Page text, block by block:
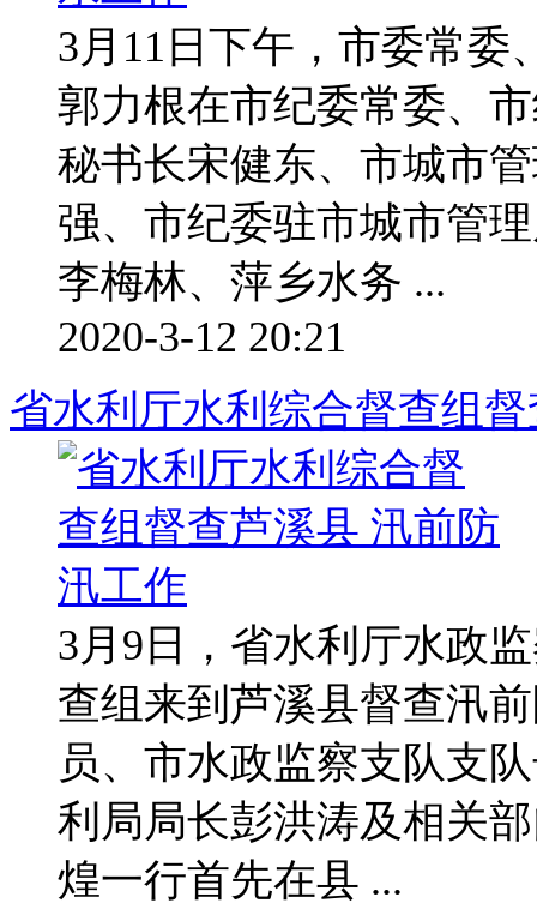
3月11日下午，市委常委
郭力根在市纪委常委、
秘书长宋健东、市城市
强、市纪委驻市城市管
李梅林、萍乡水务 ...
2020-3-12 20:21
省水利厅水利综合督查组
3月9日，省水利厅水政
查组来到芦溪县督查汛
员、市水政监察支队支
利局局长彭洪涛及相关
煌一行首先在县 ...